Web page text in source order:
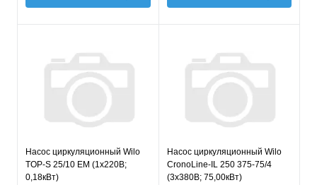
Насос циркуляционный Wilo
TOP-S 25/10 EM (1х220В;
0,18кВт)
Насос циркуляционный Wilo
CronoLine-IL 250 375-75/4
(3х380В; 75,00кВт)